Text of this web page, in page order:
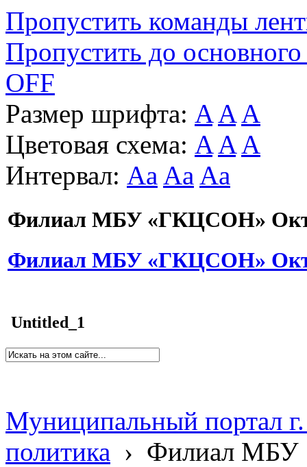
Пропустить команды
Пропустить до основного
OFF
Размер шрифта: A A A
Цветовая схема: A A A
Интервал: Aa Aa Aa
Филиал МБУ «ГКЦСОН»
Филиал МБУ «ГКЦСОН»
Untitled_1
Муниципальный портал
политика › Филиал МБУ